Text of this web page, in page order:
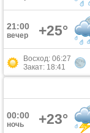
21:00
вечер +25°
Восход: 06:27
Закат: 18:41
00:00
ночь +23°